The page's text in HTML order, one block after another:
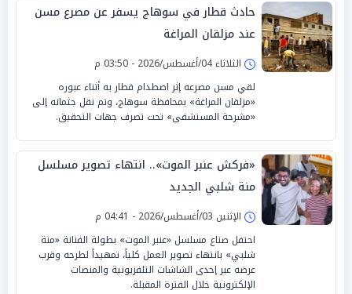
حادث قطار في سوهاج يسفر عن مصرع مسن
عند مزلقان المراغة
الثلاثاء 04/أغسطس/2026 - 03:50 م
لقي مسن مصرعه إثر اصطدام قطار به أثناء عبوره
«مزلقان المراغة» بمحافظة سوهاج، وتم نقل جثمانه إلى
«مشرحة المستشفى» تحت تصرف جهات التحقيق.
«فركش عنبر الموت».. انتهاء تصوير مسلسل
منة شلبي الجديد
الإثنين 03/أغسطس/2026 - 04:41 م
احتفل صناع مسلسل «عنبر الموت» بطولة الفنانة «منة
شلبي» بانتهاء تصوير العمل كلياً، تمهيداً لطرحه وقرب
عرضه عبر إحدى الشاشات التلفزيونية والمنصات
الإلكترونية خلال الفترة المقبلة.